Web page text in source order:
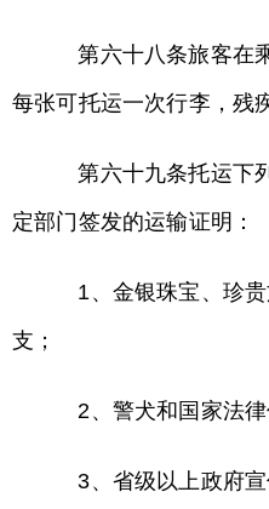
第六十八条旅客在乘
每张可托运一次行李，残
第六十九条托运下列
定部门签发的运输证明：
1、金银珠宝、珍贵
支；
2、警犬和国家法律
3、省级以上政府宣